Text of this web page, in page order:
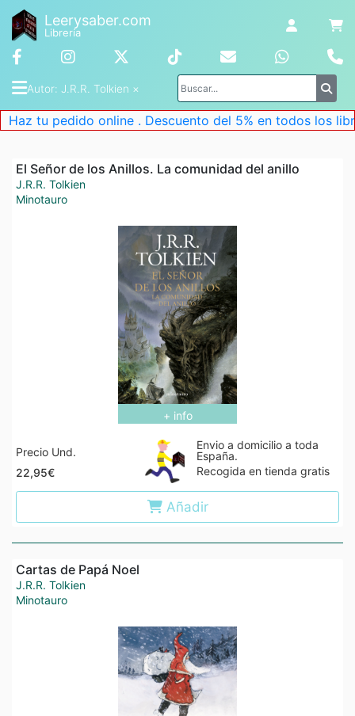
Leerysaber.com
Librería
Autor: J.R.R. Tolkien ×
tu pedido online . Descuento del 5% en todos los
El Señor de los Anillos. La comunidad del anillo
J.R.R. Tolkien
Minotauro
+ info
Precio Und.
22,95€
Envio a domicilio a toda
España.
Recogida en tienda gratis
Añadir
Cartas de Papá Noel
J.R.R. Tolkien
Minotauro